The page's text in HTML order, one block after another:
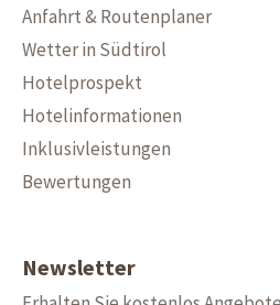
Anfahrt & Routenplaner
Wetter in Südtirol
Hotelprospekt
Hotelinformationen
Inklusivleistungen
Bewertungen
Newsletter